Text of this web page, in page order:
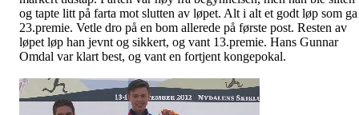
og tapte litt på farta mot slutten av løpet. Alt i alt et godt løp som ga
23.premie. Vetle dro på en bom allerede på første post. Resten av
løpet løp han jevnt og sikkert, og vant 13.premie. Hans Gunnar
Omdal var klart best, og vant en fortjent kongepokal.